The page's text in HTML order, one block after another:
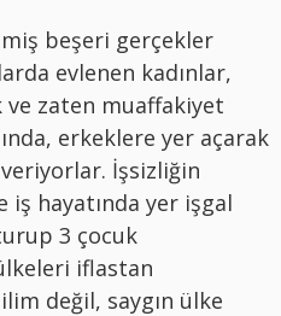
beşeri gerçekler
evlenen kadınlar,
ve zaten muaffakiyet
erkeklere yer açarak
İşsizliğin
iş hayatında yer işgal
3 çocuk
iflastan
değil, saygın ülke